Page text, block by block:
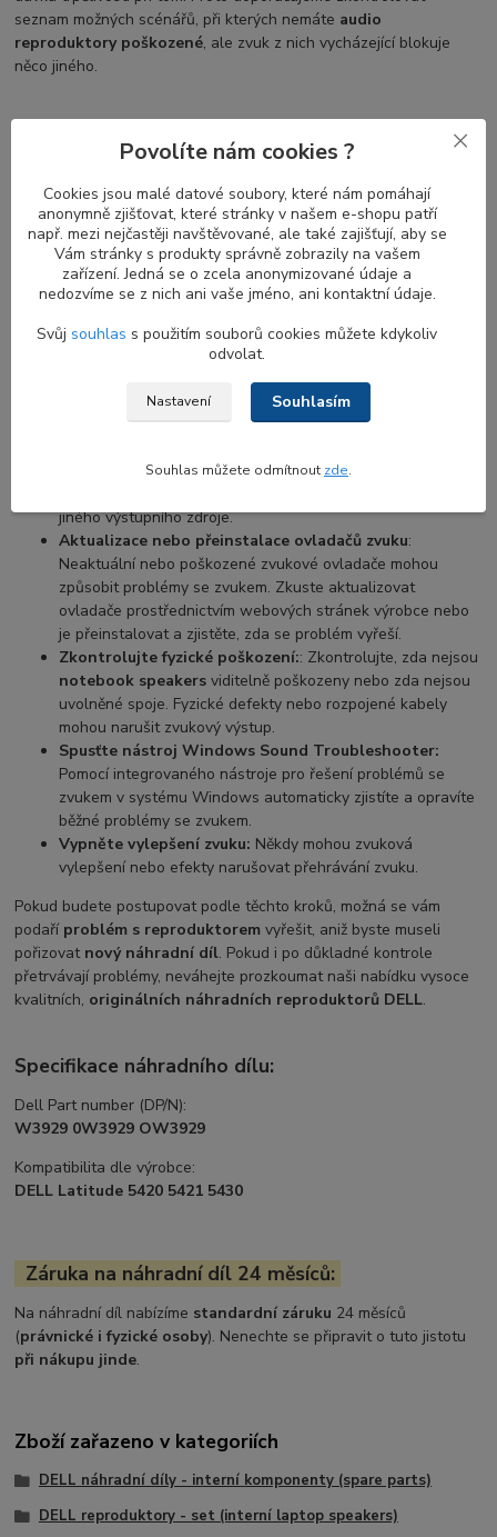
seznam možných scénářů, při kterých nemáte audio
reproduktory poškozené, ale zvuk z nich vycházející blokuje
něco jiného.
Běžné problémy s nefunkčními
reproduktory u notebooků DELL Latitude
Když přestanou fungovatreproduktory notebooku, může to být
frustrující a nepříjemné. Existuje několik běžných příčin tohoto
problému, včetně problémů s nastavením a konfigurací zvuku,
problémů s ovladači zařízení a také fyzických závad reproduktorů
můžete podniknout několik kroků:
reproduktorů není ztlumená a je nastavena na slyšitelnou
interní reproduktory notebooku
jiného výstupního zdroje.
Aktualizace nebo přeinstalace ovladačů zvuku:
Neaktuální nebo poškozené zvukové ovladače mohou
způsobit problémy se zvukem. Zkuste aktualizovat
ovladače prostřednictvím webových stránek výrobce nebo
je přeinstalovat a zjistěte, zda se problém vyřeší.
Zkontrolujte fyzické poškození:: Zkontrolujte, zda nejsou
notebook speakers viditelně poškozeny nebo zda nejsou
uvolněné spoje. Fyzické defekty nebo rozpojené kabely
mohou narušit zvukový výstup.
Spusťte nástroj Windows Sound Troubleshooter:
Pomocí integrovaného nástroje pro řešení problémů se
zvukem v systému Windows automaticky zjistíte a opravíte
běžné problémy se zvukem.
Vypněte vylepšení zvuku: Někdy mohou zvuková
vylepšení nebo efekty narušovat přehrávání zvuku.
Pokud budete postupovat podle těchto kroků, možná se vám
podaří problém s reproduktorem vyřešit, aniž byste museli
pořizovat nový náhradní díl. Pokud i po důkladné kontrole
přetrvávají problémy, neváhejte prozkoumat naši nabídku vysoce
kvalitních, originálních náhradních reproduktorů DELL.
Specifikace náhradního dílu:
Dell Part number (DP/N):
W3929 0W3929 OW3929
Kompatibilita dle výrobce:
DELL Latitude 5420 5421 5430
Záruka na náhradní díl 24 měsíců:
Na náhradní díl nabízíme standardní záruku 24 měsíců
(právnické i fyzické osoby). Nenechte se připravit o tuto jistotu
při nákupu jinde.
Zboží zařazeno v kategoriích
DELL náhradní díly - interní komponenty (spare parts)
DELL reproduktory - set (interní laptop speakers)
Povolíte nám cookies ?
Cookies jsou malé datové soubory, které nám pomáhají
anonymně zjišťovat, které stránky v našem e-shopu patří
např. mezi nejčastěji navštěvované, ale také zajišťují, aby se
Vám stránky s produkty správně zobrazily na vašem
zařízení. Jedná se o zcela anonymizované údaje a
nedozvíme se z nich ani vaše jméno, ani kontaktní údaje.
Svůj souhlas s použitím souborů cookies můžete kdykoliv
odvolat.
Nastavení Souhlasím
Souhlas můžete odmítnout zde.